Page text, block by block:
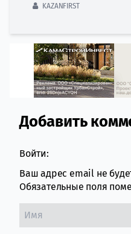
KAZANFIRST
Comment
Добавить
Войти:
Ваш адрес email не
Обязательные поля